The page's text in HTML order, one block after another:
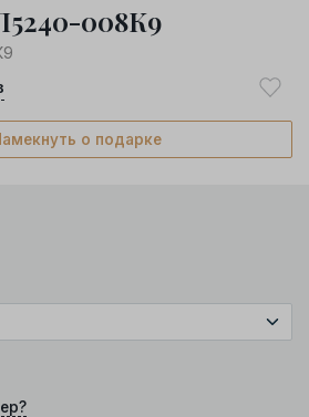
008К9
о подарке